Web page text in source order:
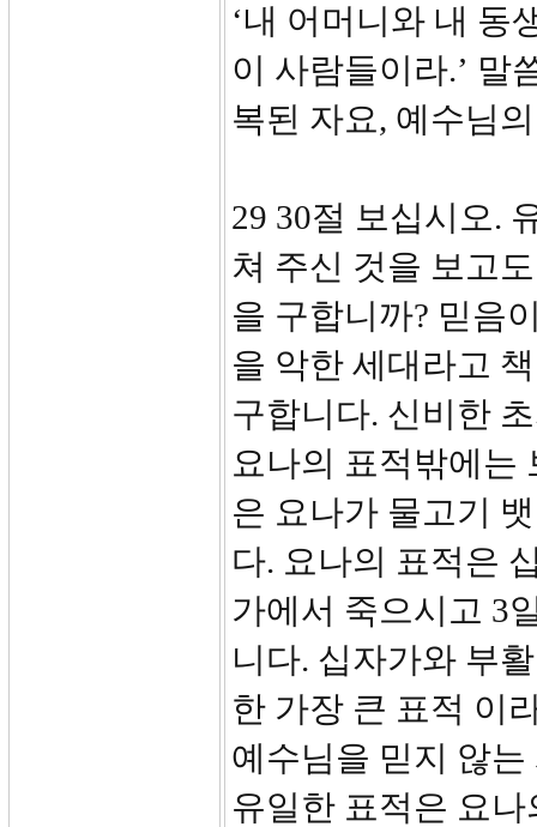
‘내 어머니와 내 동
이 사람들이라.’ 말
복된 자요, 예수님
29 30절 보십시오.
쳐 주신 것을 보고
을 구합니까? 믿음
을 악한 세대라고
구합니다. 신비한
요나의 표적밖에는
은 요나가 물고기
다. 요나의 표적은
가에서 죽으시고 3
니다. 십자가와 부
한 가장 큰 표적 이
예수님을 믿지 않
유일한 표적은 요